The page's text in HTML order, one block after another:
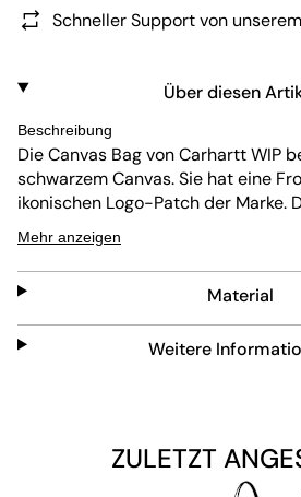
Schneller Support von
Über diesen
Beschreibung
Die Canvas Bag von Carhartt WIP
schwarzem Canvas. Sie hat eine
ikonischen Logo-Patch der Marke.
Schulterriemen sorgt für Komfort
Diese Tasche ist perfekt für den
praktisches Design mit einem
Mehr anzeigen
Material
Weitere
ZULETZT